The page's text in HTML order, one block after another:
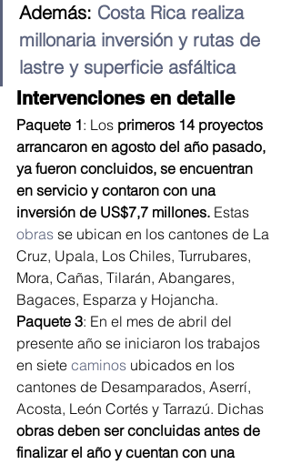
Además: Costa Rica realiza
millonaria inversión y rutas de
lastre y superficie asfáltica
Intervenciones en detalle
Paquete 1: Los primeros 14 proyectos
arrancaron en agosto del año pasado,
ya fueron concluidos, se encuentran
en servicio y contaron con una
inversión de US$7,7 millones. Estas
obras se ubican en los cantones de La
Cruz, Upala, Los Chiles, Turrubares,
Mora, Cañas, Tilarán, Abangares,
Bagaces, Esparza y Hojancha.
Paquete 3: En el mes de abril del
presente año se iniciaron los trabajos
en siete caminos ubicados en los
cantones de Desamparados, Aserrí,
Acosta, León Cortés y Tarrazú. Dichas
obras deben ser concluidas antes de
finalizar el año y cuentan con una